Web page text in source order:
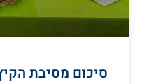
סיכום מסיבת